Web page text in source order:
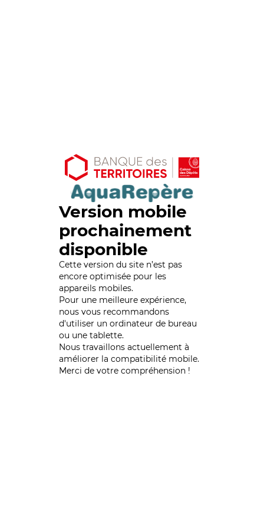
Version mobile
prochainement
disponible
Cette version du site n’est pas
encore optimisée pour les
appareils mobiles.
Pour une meilleure expérience,
nous vous recommandons
d'utiliser un ordinateur de bureau
ou une tablette.
Nous travaillons actuellement à
améliorer la compatibilité mobile.
Merci de votre compréhension !